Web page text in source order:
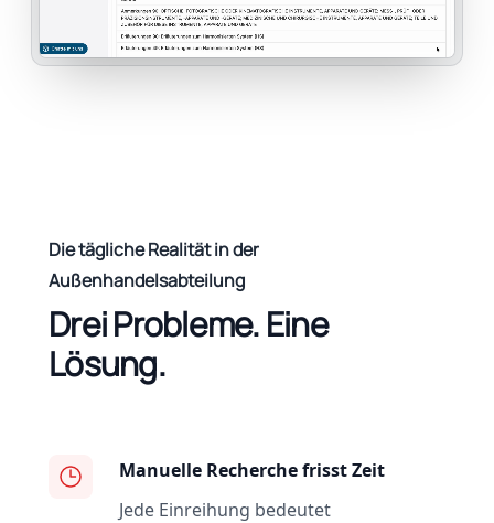
Die tägliche Realität in der
Außenhandelsabteilung
Drei Probleme. Eine
Lösung.
Manuelle Recherche frisst Zeit
Jede Einreihung bedeutet